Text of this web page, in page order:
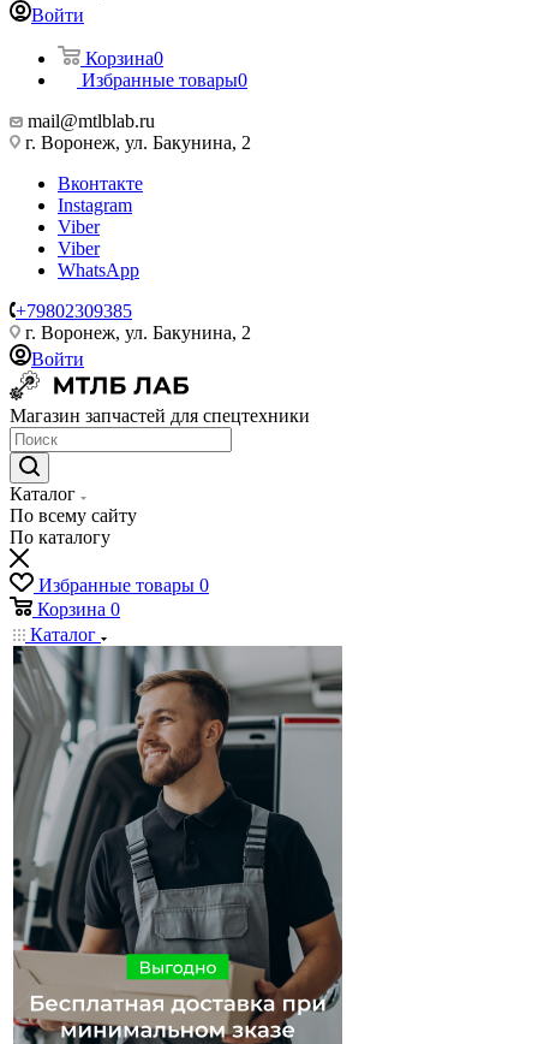
Войти
Корзина0
Избранные товары0
mail@mtlblab.ru
г. Воронеж, ул. Бакунина, 2
Вконтакте
Instagram
Viber
Viber
WhatsApp
+79802309385
г. Воронеж, ул. Бакунина, 2
Войти
Магазин запчастей для спецтехники
Каталог
По всему сайту
По каталогу
Избранные товары 0
Корзина 0
Каталог